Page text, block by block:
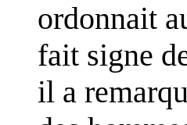
ordonnait
fait signe
il a